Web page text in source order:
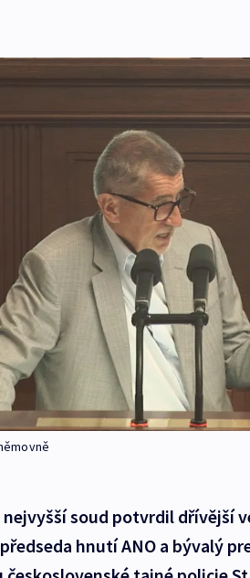
nejvyšší soud potvrdil dřívější
hnutí ANO a bývalý